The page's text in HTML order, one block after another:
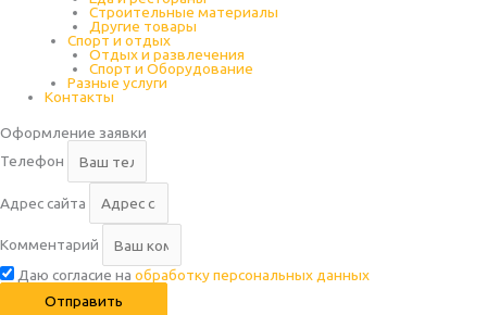
Строительные материалы
Другие товары
Спорт и отдых
Отдых и развлечения
Спорт и Оборудование
Разные услуги
Контакты
Оформление заявки
Телефон
Адрес сайта
Комментарий
Даю согласие на обработку персональных данных
Отправить